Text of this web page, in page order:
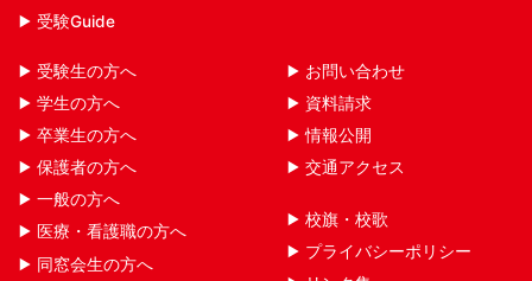
受験Guide
受験生の方へ
学生の方へ
卒業生の方へ
保護者の方へ
一般の方へ
医療・看護職の方へ
同窓会生の方へ
お問い合わせ
資料請求
情報公開
交通アクセス
校旗・校歌
プライバシーポリシー